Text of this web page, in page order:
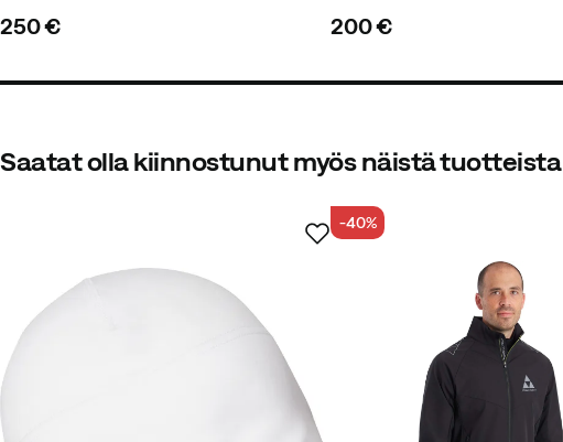
250 € 200 €
Saatat olla kiinnostunut myös näistä tuotteista
-40%